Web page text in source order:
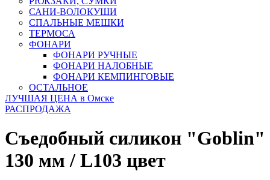
САНИ-ВОЛОКУШИ
СПАЛЬНЫЕ МЕШКИ
ТЕРМОСА
ФОНАРИ
ФОНАРИ РУЧНЫЕ
ФОНАРИ НАЛОБНЫЕ
ФОНАРИ КЕМПИНГОВЫЕ
ОСТАЛЬНОЕ
ЛУЧШАЯ ЦЕНА в Омске
РАСПРОДАЖА
Съедобный силикон "Goblin"
130 мм / L103 цвет